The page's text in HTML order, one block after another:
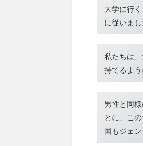
大学に行
に従いま
私たちは
持てるよ
男性と同
とに、こ
国もジェ